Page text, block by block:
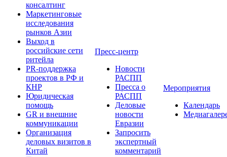
консалтинг
Маркетинговые
исследования
рынков Азии
Выход в
российские сети
ритейла
PR-поддержка
проектов в РФ и
КНР
Юридическая
помощь
GR и внешние
коммуникации
Организация
деловых визитов в
Китай
Пресс-центр
Новости
РАСПП
Пресса о
РАСПП
Деловые
новости
Евразии
Запросить
экспертный
комментарий
Мероприятия
Календарь